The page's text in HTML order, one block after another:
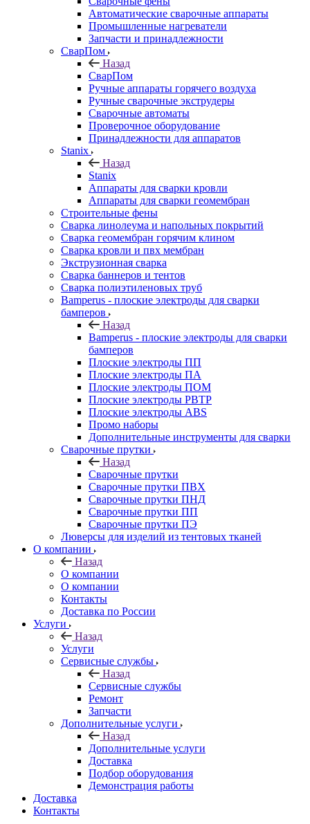
Автоматические сварочные аппараты
Промышленные нагреватели
Запчасти и принадлежности
СварПом
Назад
СварПом
Ручные аппараты горячего воздуха
Ручные сварочные экструдеры
Сварочные автоматы
Проверочное оборудование
Принадлежности для аппаратов
Stanix
Назад
Stanix
Аппараты для сварки кровли
Аппараты для сварки геомембран
Строительные фены
Сварка линолеума и напольных покрытий
Сварка геомембран горячим клином
Сварка кровли и пвх мембран
Экструзионная сварка
Сварка баннеров и тентов
Сварка полиэтиленовых труб
Bamperus - плоские электроды для сварки
бамперов
Назад
Bamperus - плоские электроды для сварки
бамперов
Плоские электроды ПП
Плоские электроды ПА
Плоские электроды ПОМ
Плоские электроды РВТР
Плоские электроды ABS
Промо наборы
Дополнительные инструменты для сварки
Сварочные прутки
Назад
Сварочные прутки
Сварочные прутки ПВХ
Сварочные прутки ПНД
Сварочные прутки ПП
Сварочные прутки ПЭ
Люверсы для изделий из тентовых тканей
О компании
Назад
О компании
О компании
Контакты
Доставка по России
Услуги
Назад
Услуги
Сервисные службы
Назад
Сервисные службы
Ремонт
Запчасти
Дополнительные услуги
Назад
Дополнительные услуги
Доставка
Подбор оборудования
Демонстрация работы
Доставка
Контакты